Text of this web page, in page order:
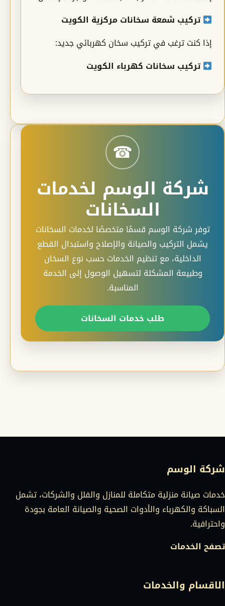
تركيب شمعة سخانات مركزية الكويت
إذا كنت ترغب في تركيب سخان كهربائي جديد:
تركيب سخانات كهرباء الكويت
☎
شركة الوسم لخدمات
السخانات
توفر شركة الوسم قسمًا متخصصًا لخدمات السخانات
يشمل التركيب والصيانة والإصلاح واستبدال القطع
الداخلية، مع تنظيم الخدمات حسب نوع السخان
وطبيعة المشكلة لتسهيل الوصول إلى الخدمة
المناسبة.
طلب خدمات السخانات
شركة الوسم
خدمات صيانة منزلية متكاملة للمنازل والفلل والشركات، تشمل
السباكة والكهرباء والأدوات الصحية والصيانة العامة بجودة
واحترافية.
تصفح الخدمات
الاقسام والخدمات